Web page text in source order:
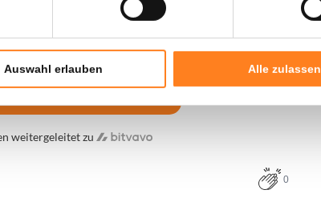
Auswahl erlauben Alle zulassen
weitergeleitet zu
0